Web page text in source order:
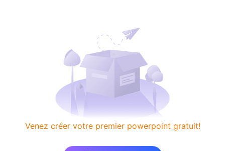
Venez créer votre premier powerpoint gratuit!